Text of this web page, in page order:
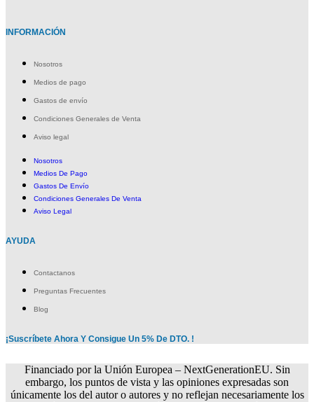
INFORMACIÓN
Nosotros
Medios de pago
Gastos de envío
Condiciones Generales de Venta
Aviso legal
Nosotros
Medios De Pago
Gastos De Envío
Condiciones Generales De Venta
Aviso Legal
AYUDA
Contactanos
Preguntas Frecuentes
Blog
¡Suscríbete Ahora Y Consigue Un 5% De DTO. !
Financiado por la Unión Europea – NextGenerationEU. Sin
embargo, los puntos de vista y las opiniones expresadas son
únicamente los del autor o autores y no reflejan necesariamente los